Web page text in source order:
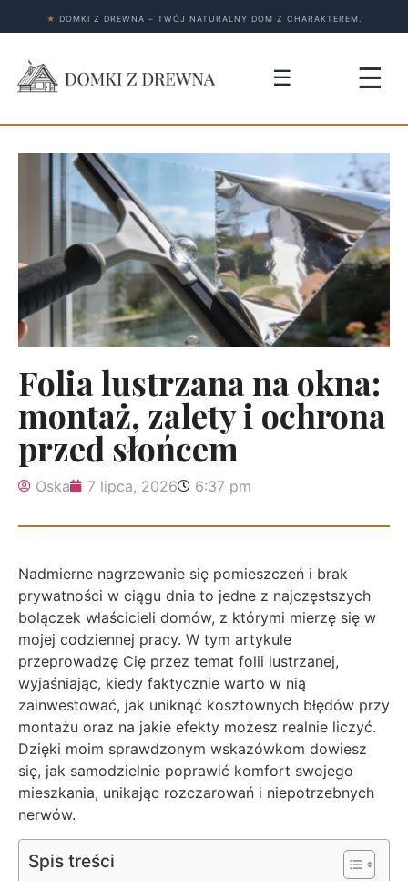
★ DOMKI Z DREWNA – TWÓJ NATURALNY DOM Z CHARAKTEREM.
☰ ☰
Folia lustrzana na okna:
montaż, zalety i ochrona
przed słońcem
Oska 7 lipca, 2026 6:37 pm
Nadmierne nagrzewanie się pomieszczeń i brak
prywatności w ciągu dnia to jedne z najczęstszych
bolączek właścicieli domów, z którymi mierzę się w
mojej codziennej pracy. W tym artykule
przeprowadzę Cię przez temat folii lustrzanej,
wyjaśniając, kiedy faktycznie warto w nią
zainwestować, jak uniknąć kosztownych błędów przy
montażu oraz na jakie efekty możesz realnie liczyć.
Dzięki moim sprawdzonym wskazówkom dowiesz
się, jak samodzielnie poprawić komfort swojego
mieszkania, unikając rozczarowań i niepotrzebnych
nerwów.
Spis treści